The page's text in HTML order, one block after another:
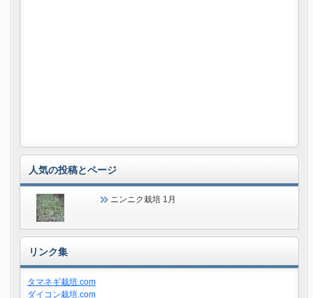
人気の投稿とページ
ニンニク栽培 1月
リンク集
タマネギ栽培.com
ダイコン栽培.com